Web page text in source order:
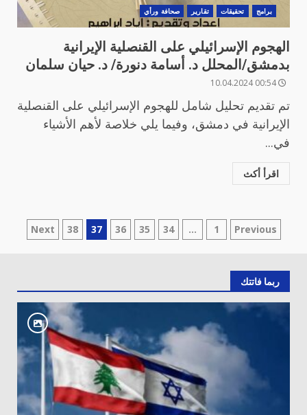
برامج تحقيقات تقارير صحافة ورأي
الهجوم الإسرائيلي على القنصلية الإيرانية
بدمشق/المحلل د. أسامة دنورة/ د. حيان سلمان
00:54 10.04.2024
تم تقديم تحليل شامل للهجوم الإسرائيلي على القنصلية
الإيرانية في دمشق، وفيما يلي خلاصة لأهم الأشياء
في...
اقرأ أكث
تعدد
المقالات
Previous
1
…
34
35
36
37
38
Next
ربما فاتتك